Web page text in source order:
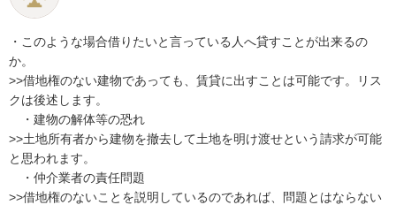
・このような場合借りたいと言っている人へ貸すことが出来るの
か。
>>借地権のない建物であっても、賃貸に出すことは可能です。リス
クは後述します。
・建物の解体等の恐れ
>>土地所有者から建物を撤去して土地を明け渡せという請求が可能
と思われます。
・仲介業者の責任問題
>>借地権のないことを説明しているのであれば、問題とはならない